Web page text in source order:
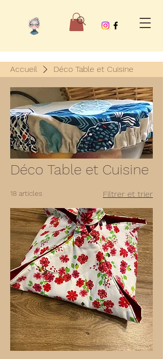
Accueil Déco Table et Cuisine
Déco Table et Cuisine
18 articles Filtrer et trier